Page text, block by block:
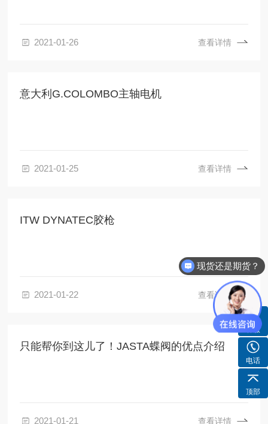
2021-01-26 查看详情
意大利G.COLOMBO主轴电机
2021-01-25 查看详情
ITW DYNATEC胶枪
2021-01-22 查看详情
只能帮你到这儿了！JASTA蝶阀的优点介绍
2021-01-21 查看详情
客服
电话
顶部
现货还是期货？